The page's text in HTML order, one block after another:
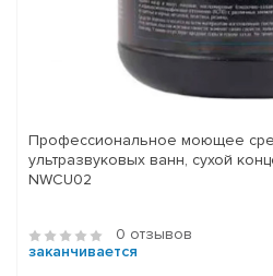
Профессиональное моющее
ультразвуковых ванн, сухой
NWCU02
0 отзывов
заканчивается